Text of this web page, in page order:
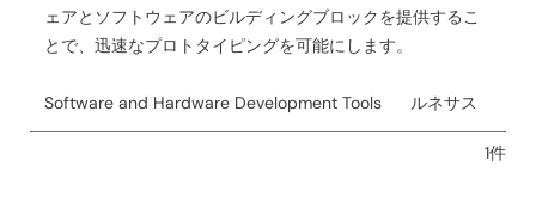
ェアとソフトウェアのビルディングブロックを提供するこ
とで、迅速なプロトタイピングを可能にします。
Software and Hardware Development Tools ルネサス
1件